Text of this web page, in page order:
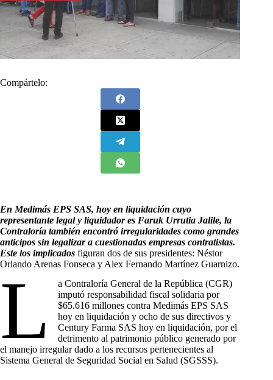
Compártelo:
En Medimás EPS SAS, hoy en liquidación cuyo
representante legal y liquidador es Faruk Urrutia Jalile, la
Contraloría también encontró irregularidades como grandes
anticipos sin legalizar a cuestionadas empresas contratistas.
Este los implicados figuran dos de sus presidentes: Néstor
Orlando Arenas Fonseca y Alex Fernando Martínez Guarnizo.
L
a Contraloría General de la República (CGR)
imputó responsabilidad fiscal solidaria por
$65.616 millones contra Medimás EPS SAS
hoy en liquidación y ocho de sus directivos y
Century Farma SAS hoy en liquidación, por el
detrimento al patrimonio público generado por
el manejo irregular dado a los recursos pertenecientes al
Sistema General de Seguridad Social en Salud (SGSSS).